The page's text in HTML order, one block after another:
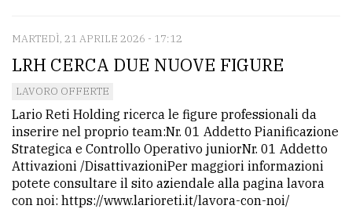
MARTEDÌ, 21 APRILE 2026 - 17:12
LRH CERCA DUE NUOVE FIGURE
LAVORO OFFERTE
Lario Reti Holding ricerca le figure professionali da
inserire nel proprio team:Nr. 01 Addetto Pianificazione
Strategica e Controllo Operativo juniorNr. 01 Addetto
Attivazioni /DisattivazioniPer maggiori informazioni
potete consultare il sito aziendale alla pagina lavora
con noi: https://www.larioreti.it/lavora-con-noi/